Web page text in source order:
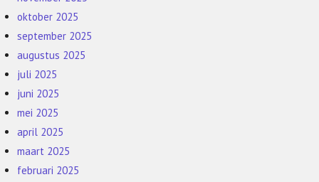
oktober 2025
september 2025
augustus 2025
juli 2025
juni 2025
mei 2025
april 2025
maart 2025
februari 2025